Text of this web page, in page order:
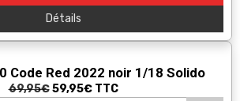
Détails
Code Red 2022 noir 1/18 Solido
69,95€ 59,95€ TTC